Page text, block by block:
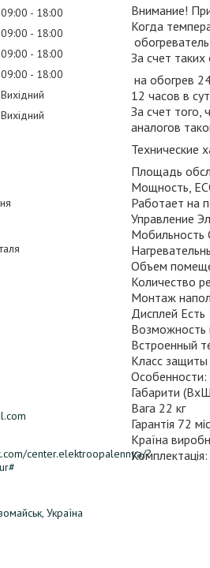
09:00
18:00
09:00
18:00
09:00
18:00
09:00
18:00
Вихідний
Вихідний
center.elektroopalennya/?
Україна
Внимание!
Когда
За счет
на обогрев
12 часов в
За счет того,
аналогов
Технические
Площадь
Мощность,
Работает на
Управление
Мобильность
Объем
Количество
Монтаж
Дисплей Есть
Возможность
Встроенный
Класс
Особенности:
Габарити
Вага 22 кг
Гарантія 72
Країна